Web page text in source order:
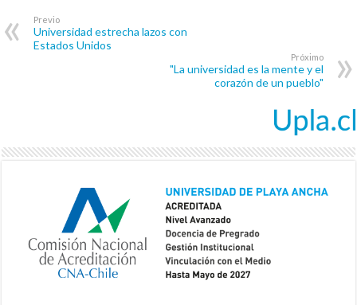
Previo
Universidad estrecha lazos con
Estados Unidos
Próximo
"La universidad es la mente y el
corazón de un pueblo"